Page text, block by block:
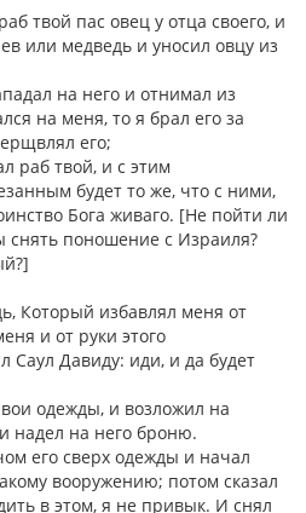
твой пас овец у отца своего, и
или медведь и уносил овцу из
на него и отнимал из
на меня, то я брал его за
его;
раб твой, и с этим
будет то же, что с ними,
Бога живаго. [Не пойти ли
снять поношение с Израиля?
Который избавлял меня от
и от руки этого
Саул Давиду: иди, и да будет
одежды, и возложил на
надел на него броню.
его сверх одежды и начал
вооружению; потом сказал
в этом, я не привык. И снял